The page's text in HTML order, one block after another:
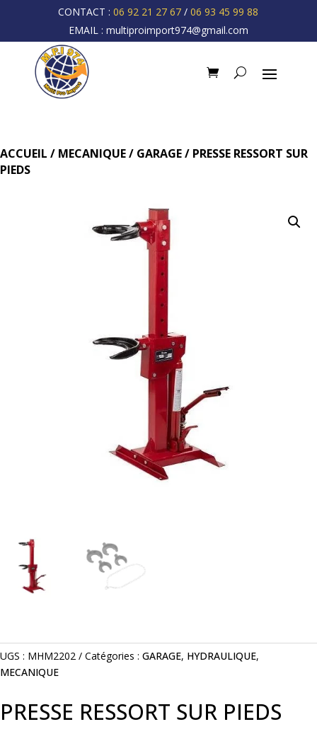
CONTACT :06 92 21 27 67 /06 93 45 99 88
EMAIL : multiproimport974@gmail.com
ACCUEIL / MECANIQUE/ GARAGE/ PRESSE RESSORT SUR
PIEDS
UGS : MHM2202 Catégories : GARAGE, HYDRAULIQUE,
MECANIQUE
PRESSE RESSORT SUR PIEDS